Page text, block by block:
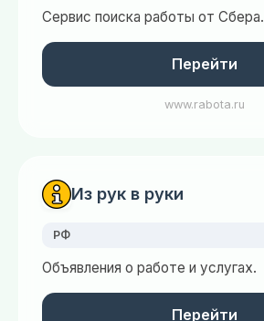
Сервис поиска работы от Сбера.
Перейти
www.rabota.ru
Из рук в руки
РФ
Объявления о работе и услугах.
Перейти